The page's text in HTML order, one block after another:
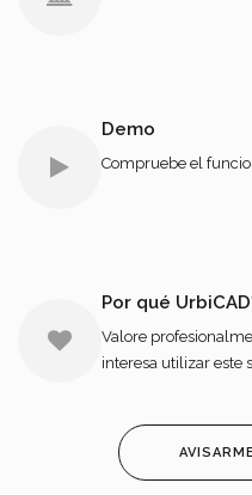
Demo
Compruebe el
Por qué
Valore
interesa utilizar este